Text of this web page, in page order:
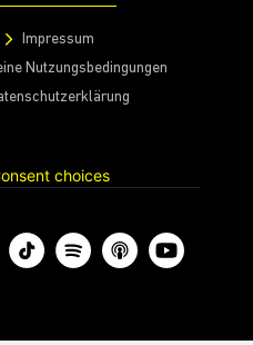
Impressum
Nutzungsbedingungen
choices